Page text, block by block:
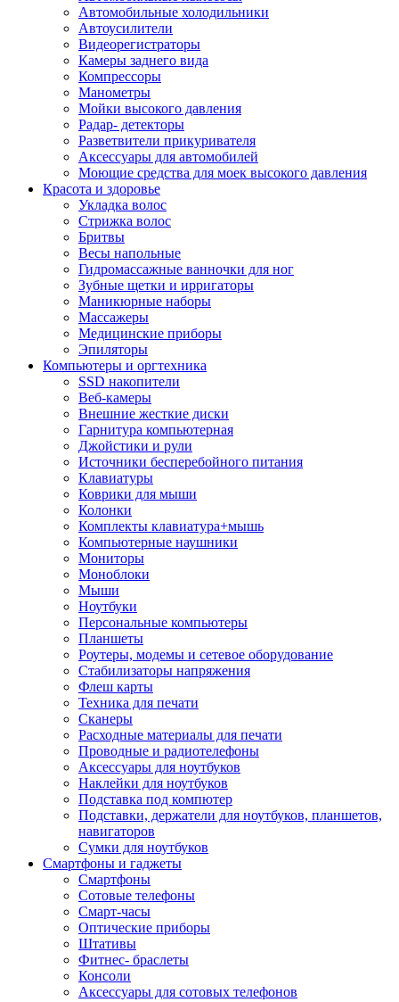
Автомобильные холодильники
Автоусилители
Видеорегистраторы
Камеры заднего вида
Компрессоры
Манометры
Мойки высокого давления
Радар- детекторы
Разветвители прикуривателя
Аксессуары для автомобилей
Моющие средства для моек высокого давления
Красота и здоровье
Укладка волос
Стрижка волос
Бритвы
Весы напольные
Гидромассажные ванночки для ног
Зубные щетки и ирригаторы
Маникюрные наборы
Массажеры
Медицинские приборы
Эпиляторы
Компьютеры и оргтехника
SSD накопители
Веб-камеры
Внешние жесткие диски
Гарнитура компьютерная
Джойстики и рули
Источники бесперебойного питания
Клавиатуры
Коврики для мыши
Колонки
Комплекты клавиатура+мышь
Компьютерные наушники
Мониторы
Моноблоки
Мыши
Ноутбуки
Персональные компьютеры
Планшеты
Роутеры, модемы и сетевое оборудование
Стабилизаторы напряжения
Флеш карты
Техника для печати
Сканеры
Расходные материалы для печати
Проводные и радиотелефоны
Аксессуары для ноутбуков
Наклейки для ноутбуков
Подставка под компютер
Подставки, держатели для ноутбуков, планшетов,
навигаторов
Сумки для ноутбуков
Смартфоны и гаджеты
Смартфоны
Сотовые телефоны
Смарт-часы
Оптические приборы
Штативы
Фитнес- браслеты
Консоли
Аксессуары для сотовых телефонов